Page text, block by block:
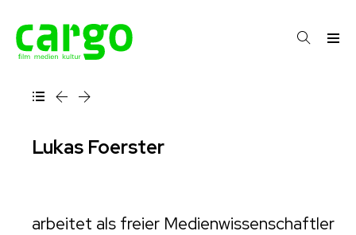
Lukas Foerster
arbeitet als freier Medienwissenschaftler